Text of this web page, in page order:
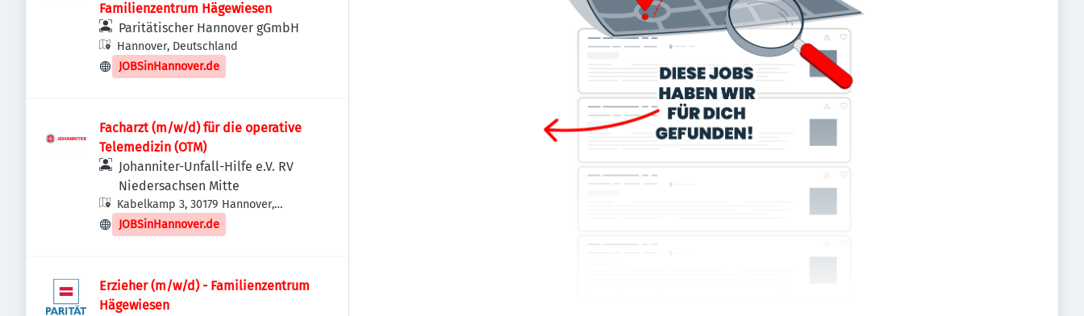
Familienzentrum Hägewiesen
Paritätischer Hannover gGmbH
Hannover, Deutschland
JOBSinHannover.de
Facharzt (m/w/d) für die operative
Telemedizin (OTM)
Johanniter-Unfall-Hilfe e.V. RV
Niedersachsen Mitte
Kabelkamp 3, 30179 Hannover,
Deutschland
JOBSinHannover.de
Erzieher (m/w/d) - Familienzentrum
Hägewiesen